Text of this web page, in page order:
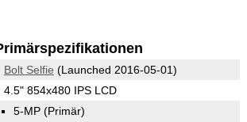
Bolt Selfie (Launched 2016-05-01)
4.5" 854x480 IPS LCD
5-MP (Primär)